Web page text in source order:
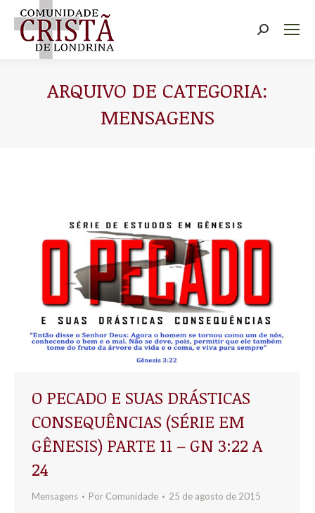
Buscar
ARQUIVO DE CATEGORIA:
MENSAGENS
O PECADO E SUAS DRÁSTICAS
CONSEQUÊNCIAS (SÉRIE EM
GÊNESIS) PARTE 11 – GN 3:22 A
24
Mensagens Por Comunidade 25 de agosto de 2015